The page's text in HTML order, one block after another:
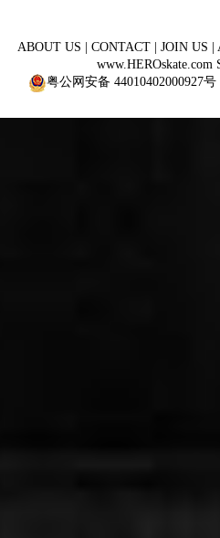
ABOUT US CONTACT JOIN US
www.HEROskate.com
粤公网安备 44010402000927号